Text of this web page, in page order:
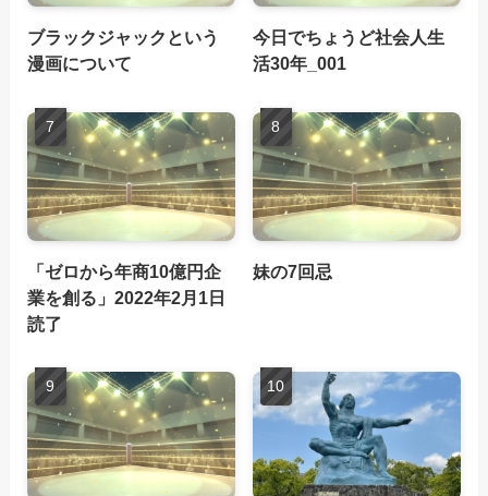
ブラックジャックという
漫画について
今日でちょうど社会人生
活30年_001
「ゼロから年商10億円企
業を創る」2022年2月1日
読了
妹の7回忌